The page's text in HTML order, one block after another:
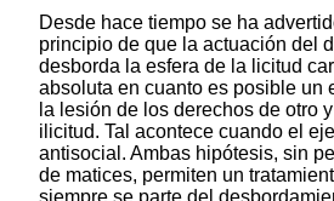
Desde hace tiempo se ha
principio de que la actuación del
desborda la esfera de la licitud
absoluta en cuanto es posible un
la lesión de los derechos de otro
ilicitud. Tal acontece cuando el
antisocial. Ambas hipótesis, sin
de matices, permiten un
siempre se parte del